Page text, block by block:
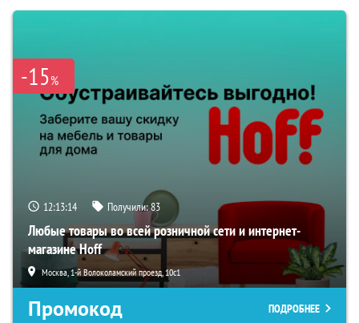
-15%
12:13:13 Получили:83
Любые товары во всей розничной сети и интернет-
магазине Hoff
Москва, 1-й Волоколамский проезд, 10с1
Промокод ПОДРОБНЕЕ